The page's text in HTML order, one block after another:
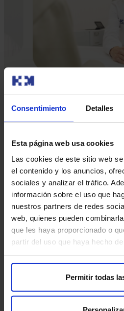
Consentimiento Detalles
Esta página web usa cookies
Las cookies de este sitio web
el contenido y los anuncios,
sociales y analizar el tráfico.
información sobre el uso que
nuestros partners de redes
web, quienes pueden
que les haya proporcionado o
partir del uso que haya hecho
Permitir todas
especialitat
Demanar